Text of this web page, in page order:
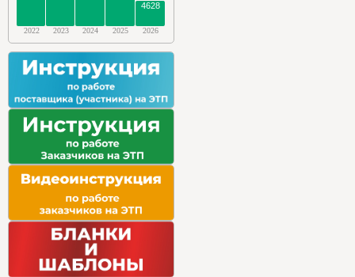
4628
2022 2023 2024 2025 2026